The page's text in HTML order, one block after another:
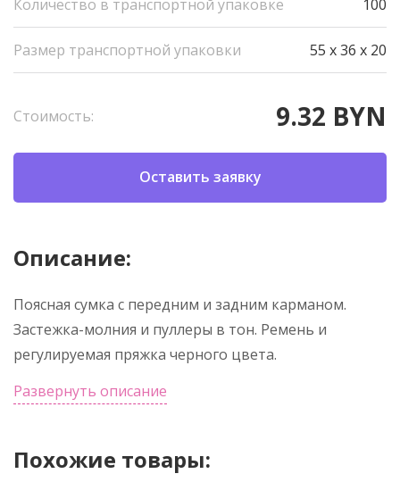
Количество в транспортной упаковке 100
Размер транспортной упаковки 55 x 36 x 20
Стоимость: 9.32 BYN
Оставить заявку
Описание:
Поясная сумка с передним и задним карманом.
Застежка-молния и пуллеры в тон. Ремень и
регулируемая пряжка черного цвета.
Развернуть описание
Похожие товары: